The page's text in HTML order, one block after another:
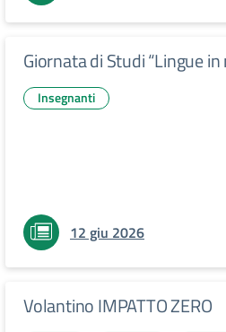
Giornata di Studi “Lingue
Insegnanti
12 giu 2026
Volantino IMPATTO ZERO